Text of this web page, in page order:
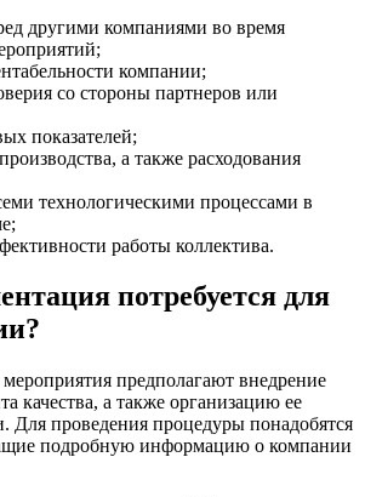
другими компаниями во время
компании;
со стороны партнеров или
показателей;
а также расходования
технологическими процессами в
работы коллектива.
потребуется для
предполагают внедрение
качества, а также организацию ее
Для проведения процедуры понадобятся
подробную информацию о компании